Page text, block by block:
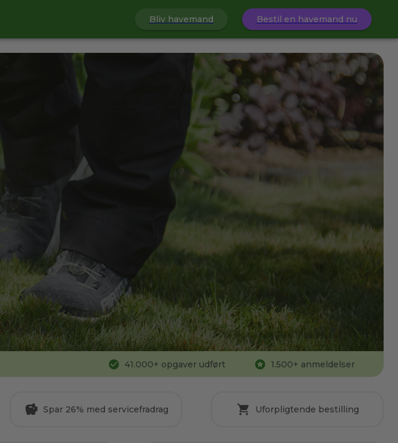
Bliv havemand Bestil en havemand nu
41.000+ opgaver udført 1.500+ anmeldelser
Spar 26% med servicefradrag Uforpligtende bestilling